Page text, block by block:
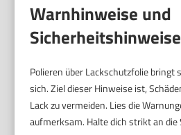
Warnhinweise und
Sicherheitshinweise
Polieren über Lackschutzfolie bringt
sich. Ziel dieser Hinweise ist,
Lack zu vermeiden. Lies die
aufmerksam. Halte dich strikt an die